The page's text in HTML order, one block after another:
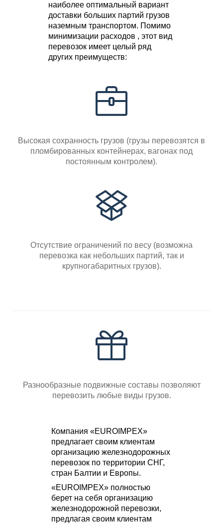
наиболее оптимальный вариант
доставки больших партий грузов
наземным транспортом. Помимо
минимизации расходов , этот вид
перевозок имеет целый ряд
других преимуществ:
Высокая сохранность грузов (грузы перевозятся в
пломбированных контейнерах, вагонах под
постоянным контролем).
Отсутствие ограничений по весу (возможна
перевозка как небольших партий, так и
крупногабаритных грузов).
Разнообразные подвижные составы позволяют
перевозить любые виды грузов.
Компания «EUROIMPEХ»
предлагает своим клиентам
организацию железнодорожных
перевозок по территории СНГ,
стран Балтии и Европы.
«EUROIMPEХ» полностью
берет на себя организацию
железнодорожной перевозки,
предлагая своим клиентам